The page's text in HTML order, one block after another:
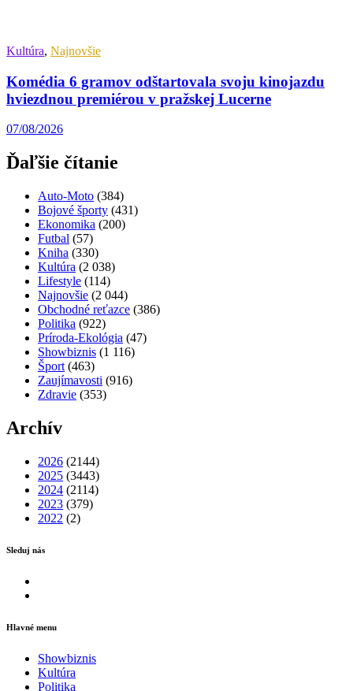
Kultúra, Najnovšie
Komédia 6 gramov odštartovala svoju kinojazdu
hviezdnou premiérou v pražskej Lucerne
07/08/2026
Ďaľšie čítanie
Auto-Moto (384)
Bojové športy (431)
Ekonomika (200)
Futbal (57)
Kniha (330)
Kultúra (2 038)
Lifestyle (114)
Najnovšie (2 044)
Obchodné reťazce (386)
Politika (922)
Príroda-Ekológia (47)
Showbiznis (1 116)
Šport (463)
Zaujímavosti (916)
Zdravie (353)
Archív
2026 (2144)
2025 (3443)
2024 (2114)
2023 (379)
2022 (2)
Sleduj nás
Hlavné menu
Showbiznis
Kultúra
Politika